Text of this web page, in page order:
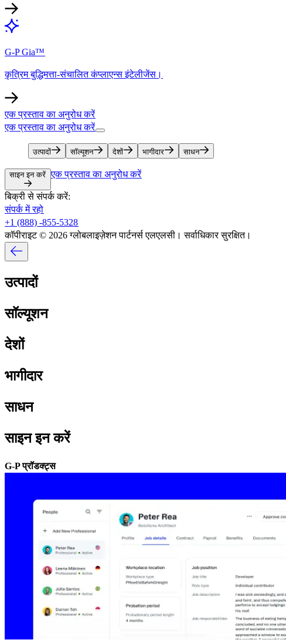
G-P Gia™​​
कृत्रिम बुद्धिमत्ता-संचालित कंप्लाएन्स इंटेलीजेंस।​​
एक प्रस्ताव का अनुरोध करें​​
एक प्रस्ताव का अनुरोध करें​​
उत्पादों​​ सॉल्यूशन​​ देशों​​ भागीदार​​ साधन​​
साइन इन करें​​ एक प्रस्ताव का अनुरोध करें​​
बिक्री से संपर्क करें:​​
संपर्क में रहो​​
+1 (888) -855-5328​​
कॉपीराइट © 2026 ग्लोबलाइज़ेशन पार्टनर्स एलएलसी। सर्वाधिकार सुरक्षित।​​
उत्पादों​​
सॉल्यूशन​​
देशों​​
भागीदार​​
साधन​​
साइन इन करें​​
G-P प्रॉडक्ट्स​​